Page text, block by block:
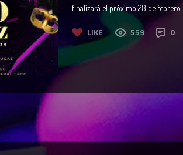
finalizará el próximo 28 de febrero
LIKE 559 0